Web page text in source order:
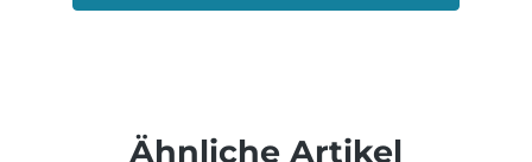
Produktgalerie überspringen
Ähnliche Artikel